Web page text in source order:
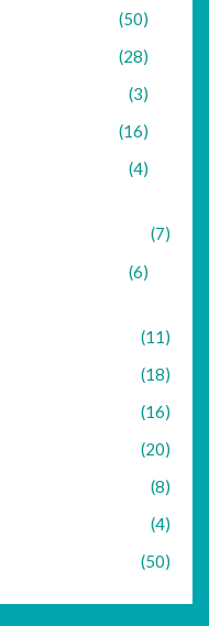
(50)
(28)
(3)
(16)
(4)
(7)
(6)
(11)
(18)
(16)
(20)
(8)
(4)
(50)